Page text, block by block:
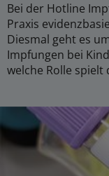
Bei der Hotline
Praxis
Diesmal geht es
Impfungen bei
welche Rolle spielt